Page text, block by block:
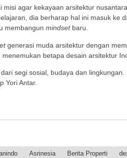
misi agar kekayaan arsitektur
dia berharap hal ini masuk ke
membangun mindsetbaru.
generasi muda arsitektur dengan
betapa desain arsitektur
segi sosial, budaya dan
Yori Antar.
Asrinesia Berita Properti